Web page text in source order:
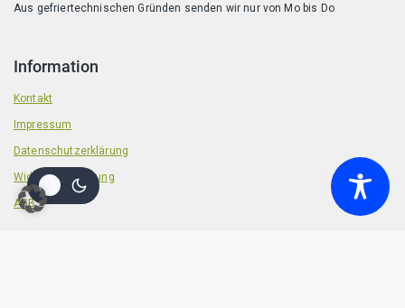
Aus gefriertechnischen Gründen senden wir nur von Mo bis Do
Information
Kontakt
Impressum
Datenschutzerklärung
Widerrufsbelehrung
AGB